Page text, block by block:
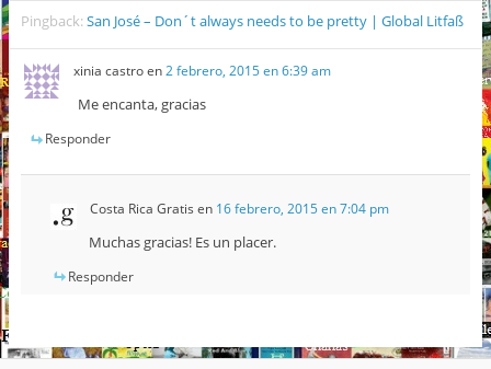
Pingback:San José – Don´t always needs to be pretty | Global Litfaß
xinia castroen2 febrero, 2015 en 6:39 am
Me encanta, gracias
Responder
Costa Rica Gratis en 16 febrero, 2015 en 7:04 pm
Muchas gracias! Es un placer.
Responder